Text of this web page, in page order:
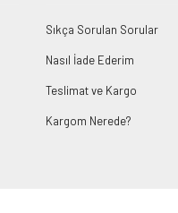
Sıkça Sorulan Sorular
Nasıl İade Ederim
Teslimat ve Kargo
Kargom Nerede?